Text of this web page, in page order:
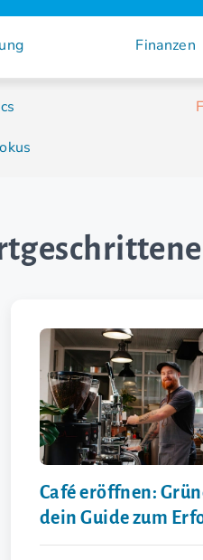
Finanzen
Café eröffnen:
dein Guide zum